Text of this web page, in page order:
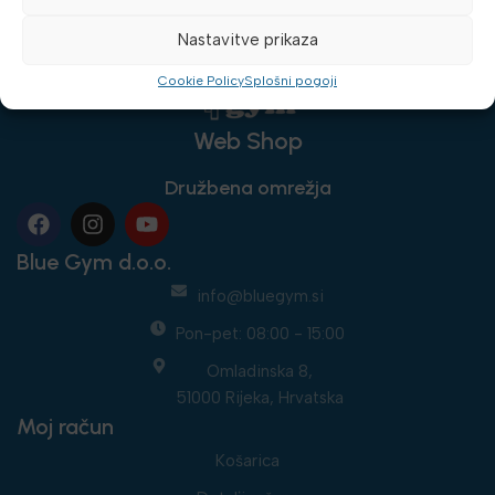
Nastavitve prikaza
Cookie PolicySplošni pogoji
Web Shop
Družbena omrežja
Blue Gym d.o.o.
info@bluegym.si
Pon-pet: 08:00 - 15:00
Omladinska 8,
51000 Rijeka, Hrvatska
Moj račun
Košarica